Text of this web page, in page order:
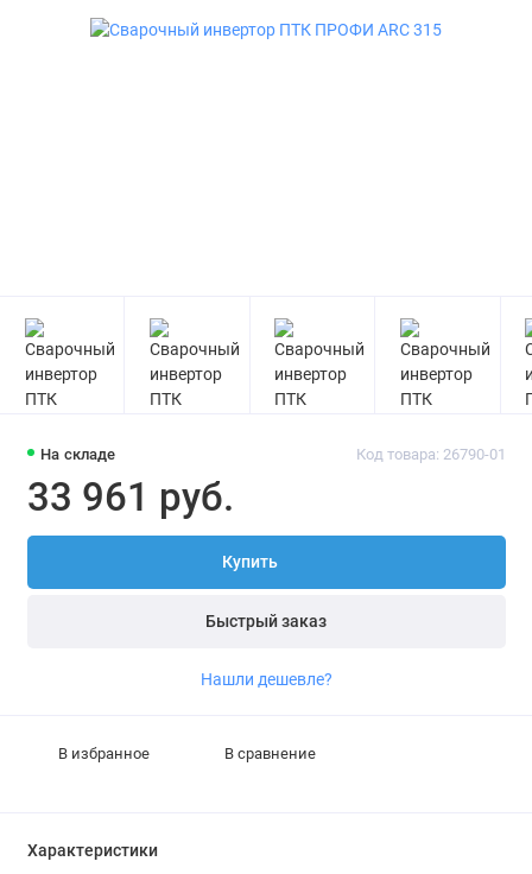
Реостаты балластные
На складе Код товара: 26790-01
33 961 руб.
Купить
Быстрый заказ
Нашли дешевле?
В избранное В сравнение
Характеристики